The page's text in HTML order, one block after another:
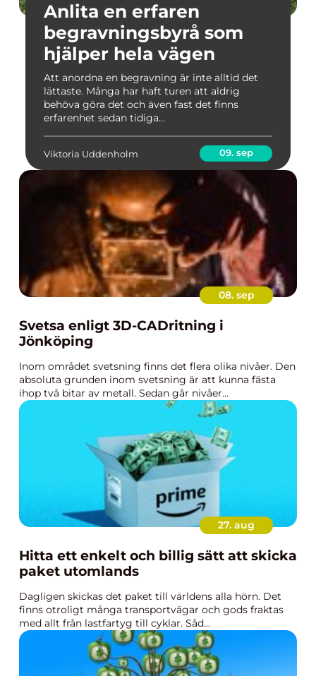
Anlita en erfaren
begravningsbyrå som
hjälper hela vägen
Att anordna en begravning är inte alltid det
lättaste. Många har haft turen att aldrig
behöva göra det och även fast det finns
erfarenhet sedan tidiga...
Viktoria Uddenholm 09. sep
08. sep
Svetsa enligt 3D-CADritning i
Jönköping
Inom området svetsning finns det flera olika nivåer. Den
absoluta grunden inom svetsning är att kunna fästa
ihop två bitar av metall. Sedan går nivåer...
27. aug
Hitta ett enkelt och billig sätt att skicka
paket utomlands
Dagligen skickas det paket till världens alla hörn. Det
finns otroligt många transportvägar och gods fraktas
med allt från lastfartyg till cyklar. Såd...